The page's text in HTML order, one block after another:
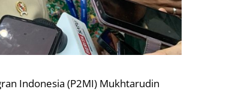
Indonesia (P2MI) Mukhtarudin